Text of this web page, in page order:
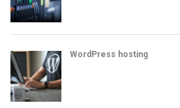
WordPress hosting